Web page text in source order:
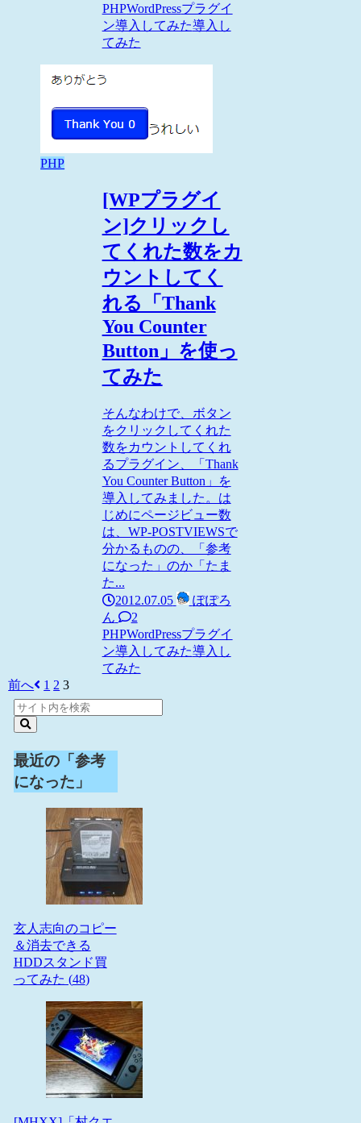
PHPWordPressプラグイ
ン導入してみた導入し
てみた
PHP
[WPプラグイ
ン]クリックし
てくれた数をカ
ウントしてく
れる「Thank
You Counter
Button」を使っ
てみた
そんなわけで、ボタン
をクリックしてくれた
数をカウントしてくれ
るプラグイン、「Thank
You Counter Button」を
導入してみました。は
じめにページビュー数
は、WP-POSTVIEWSで
分かるものの、「参考
になった」のか「たま
た...
2012.07.05
ぽぽろ
ん
2
PHPWordPressプラグイ
ン導入してみた導入し
てみた
前へ
1 2 3
最近の「参考
になった」
玄人志向のコピー
＆消去できる
HDDスタンド買
ってみた (48)